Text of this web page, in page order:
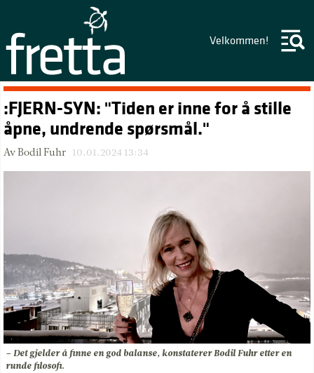
Velkommen!
:FJERN-SYN: "Tiden er inne for å stille
åpne, undrende spørsmål."
Av Bodil Fuhr 10.01.2024 13:34
– Det gjelder å finne en god balanse, konstaterer Bodil Fuhr etter en
runde filosofi.